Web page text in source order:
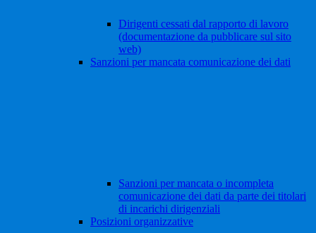
Dirigenti cessati dal rapporto di lavoro
(documentazione da pubblicare sul sito
web)
Sanzioni per mancata comunicazione dei dati
Sanzioni per mancata o incompleta
comunicazione dei dati da parte dei titolari
di incarichi dirigenziali
Posizioni organizzative